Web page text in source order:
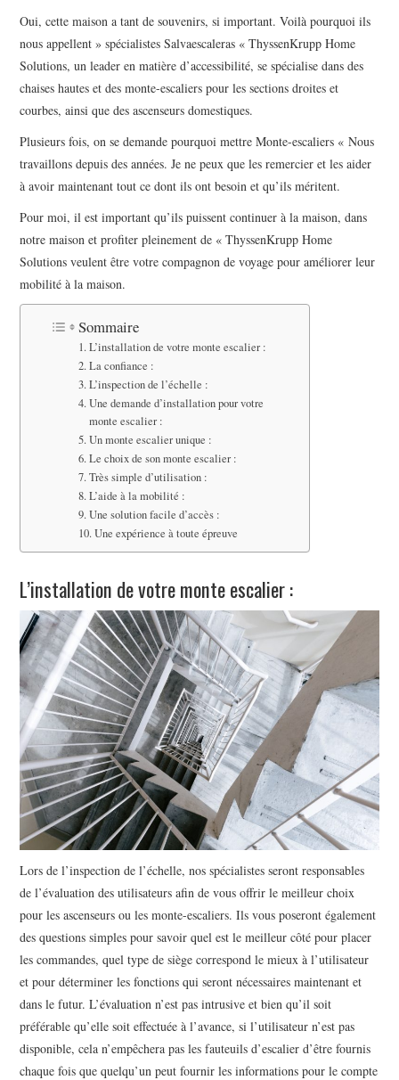
Oui, cette maison a tant de souvenirs, si important. Voilà pourquoi ils
nous appellent » spécialistes Salvaescaleras « ThyssenKrupp Home
Solutions, un leader en matière d’accessibilité, se spécialise dans des
chaises hautes et des monte-escaliers pour les sections droites et
courbes, ainsi que des ascenseurs domestiques.
Plusieurs fois, on se demande pourquoi mettre Monte-escaliers « Nous
travaillons depuis des années. Je ne peux que les remercier et les aider
à avoir maintenant tout ce dont ils ont besoin et qu’ils méritent.
Pour moi, il est important qu’ils puissent continuer à la maison, dans
notre maison et profiter pleinement de « ThyssenKrupp Home
Solutions veulent être votre compagnon de voyage pour améliorer leur
mobilité à la maison.
Sommaire
L’installation de votre monte escalier :
La confiance :
L’inspection de l’échelle :
Une demande d’installation pour votre
monte escalier :
Un monte escalier unique :
Le choix de son monte escalier :
Très simple d’utilisation :
L’aide à la mobilité :
Une solution facile d’accès :
Une expérience à toute épreuve
L’installation de votre monte escalier :
Lors de l’inspection de l’échelle, nos spécialistes seront responsables
de l’évaluation des utilisateurs afin de vous offrir le meilleur choix
pour les ascenseurs ou les monte-escaliers. Ils vous poseront également
des questions simples pour savoir quel est le meilleur côté pour placer
les commandes, quel type de siège correspond le mieux à l’utilisateur
et pour déterminer les fonctions qui seront nécessaires maintenant et
dans le futur. L’évaluation n’est pas intrusive et bien qu’il soit
préférable qu’elle soit effectuée à l’avance, si l’utilisateur n’est pas
disponible, cela n’empêchera pas les fauteuils d’escalier d’être fournis
chaque fois que quelqu’un peut fournir les informations pour le compte